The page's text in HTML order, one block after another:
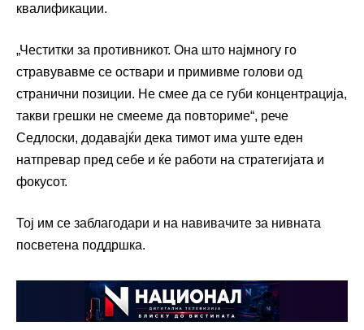
квалификации.
„Честитки за противникот. Она што најмногу го
стравувавме се оствари и примивме голови од
странични позиции. Не смее да се губи концентрација,
такви грешки не смееме да повториме“, рече
Седлоски, додавајќи дека тимот има уште еден
натпревар пред себе и ќе работи на стратегијата и
фокусот.
Тој им се заблагодари и на навивачите за нивната
посветена поддршка.